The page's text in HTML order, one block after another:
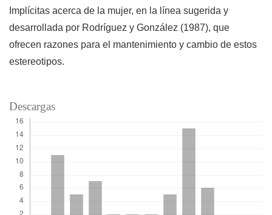
Implícitas acerca de la mujer, en la línea sugerida y
desarrollada por Rodríguez y González (1987), que
ofrecen razones para el mantenimiento y cambio de estos
estereotipos.
Descargas